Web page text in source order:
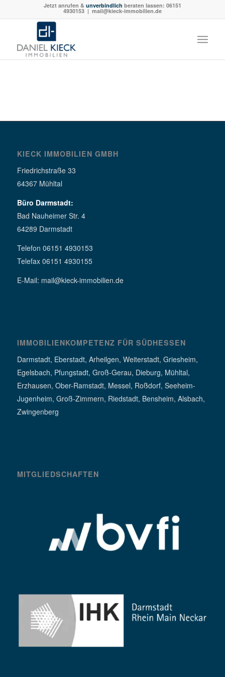
Jetzt anrufen & unverbindlich beraten lassen: 06151
4930153| mail@kieck-immobilien.de
KIECK IMMOBILIEN GMBH
Friedrichstraße 33
64367 Mühltal
Büro Darmstadt:
Bad Nauheimer Str. 4
64289 Darmstadt
Telefon 06151 4930153
Telefax 06151 4930155
E-Mail: mail@kieck-immobilien.de
IMMOBILIENKOMPETENZ FÜR SÜDHESSEN
Darmstadt, Eberstadt, Arheilgen, Weiterstadt, Griesheim,
Egelsbach, Pfungstadt, Groß-Gerau, Dieburg, Mühltal,
Erzhausen, Ober-Ramstadt, Messel, Roßdorf, Seeheim-
Jugenheim, Groß-Zimmern, Riedstadt, Bensheim, Alsbach,
Zwingenberg
MITGLIEDSCHAFTEN